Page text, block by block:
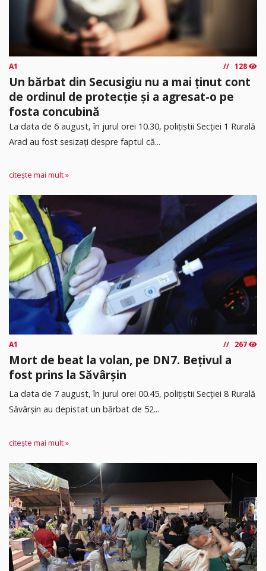
A1 128
Un bărbat din Secusigiu nu a mai ținut cont
de ordinul de protecție și a agresat-o pe
fosta concubină
​La data de 6 august, în jurul orei 10.30, polițiștii Secției 1 Rurală
Arad au fost sesizați despre faptul că...
citește mai mult »
A1 267
Mort de beat la volan, pe DN7. Bețivul a
fost prins la Săvârșin
​La data de 7 august, în jurul orei 00.45, polițiștii Secției 8 Rurală
Săvârșin au depistat un bărbat de 52...
citește mai mult »